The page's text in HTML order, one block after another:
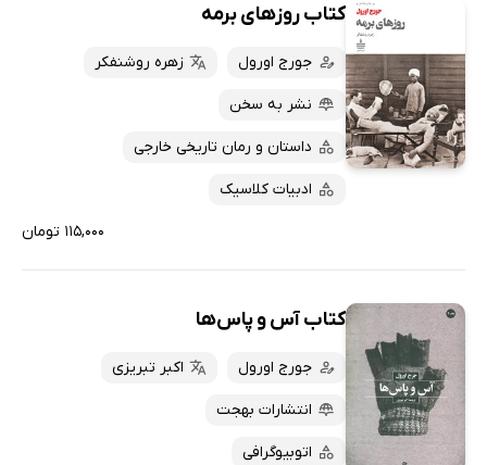
کتاب روزهای برمه
جورج اورول زهره روشنفکر
نشر به سخن
داستان و رمان تاریخی خارجی
ادبیات کلاسیک
۱۱۵,۰۰۰ تومان
کتاب آس و پاس‌ها
جورج اورول اکبر تبریزی
انتشارات بهجت
اتوبیوگرافی